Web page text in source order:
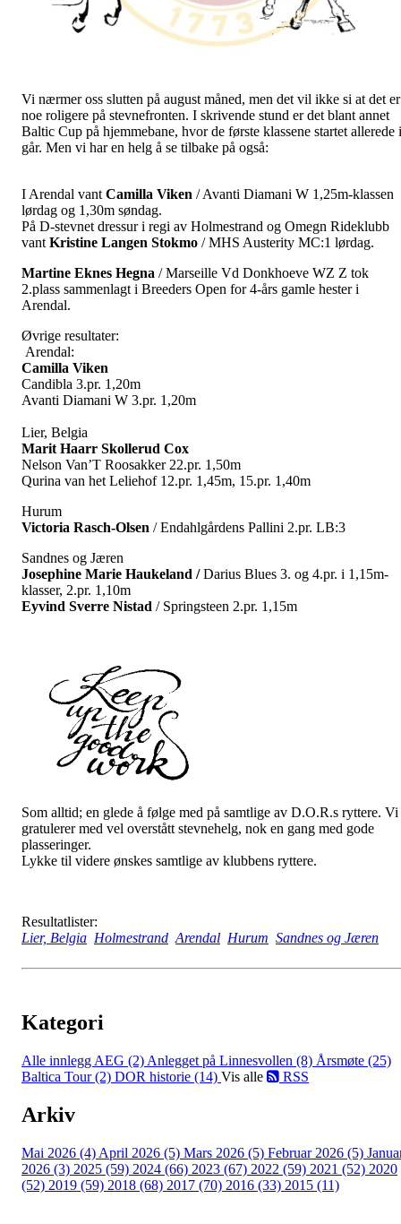
Vi nærmer oss slutten på august måned, men det vil ikke si at det er
noe roligere på stevnefronten. I skrivende stund er det blant annet
Baltic Cup på hjemmebane, hvor de første klassene startet allerede i
går. Men vi har en helg å se tilbake på også:
I Arendal vant Camilla Viken / Avanti Diamani W 1,25m-klassen
lørdag og 1,30m søndag.
På D-stevnet dressur i regi av Holmestrand og Omegn Rideklubb
vant Kristine Langen Stokmo / MHS Austerity MC:1 lørdag.
Martine Eknes Hegna / Marseille Vd Donkhoeve WZ Z tok
2.plass sammenlagt i Breeders Open for 4-års gamle hester i
Arendal.
Øvrige resultater:
Arendal:
Camilla Viken
Candibla 3.pr. 1,20m
Avanti Diamani W 3.pr. 1,20m
Lier, Belgia
Marit Haarr Skollerud Cox
Nelson Van’T Roosakker 22.pr. 1,50m
Qurina van het Leliehof 12.pr. 1,45m, 15.pr. 1,40m
Hurum
Victoria Rasch-Olsen / Endahlgårdens Pallini 2.pr. LB:3
Sandnes og Jæren
Josephine Marie Haukeland /Darius Blues 3. og 4.pr. i 1,15m-
klasser, 2.pr. 1,10m
Eyvind Sverre Nistad / Springsteen 2.pr. 1,15m
Som alltid; en glede å følge med på samtlige av D.O.R.s ryttere. Vi
gratulerer med vel overstått stevnehelg, nok en gang med gode
plasseringer.
Lykke til videre ønskes samtlige av klubbens ryttere.
Resultatlister:
Lier, Belgia Holmestrand Arendal Hurum Sandnes og Jæren
Kategori
Alle innlegg AEG (2) Anlegget på Linnesvollen (8) Årsmøte (25)
Baltica Tour (2) DOR historie (14) Vis alle RSS
Arkiv
Mai 2026 (4) April 2026 (5) Mars 2026 (5) Februar 2026 (5)
2026 (3) 2025 (59) 2024 (66) 2023 (67) 2022 (59) 2021 (52) 2020
(52) 2019 (59) 2018 (68) 2017 (70) 2016 (33) 2015 (11)